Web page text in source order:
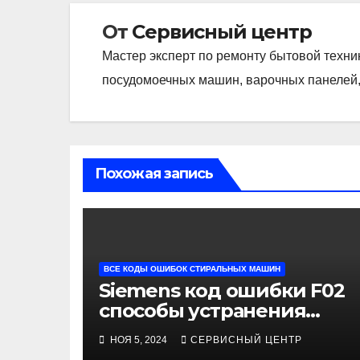
От Сервисный центр
Мастер эксперт по ремонту бытовой
посудомоечных машин, варочных
Похожая запись
ВСЕ КОДЫ ОШИБОК СТИРАЛЬНЫХ МАШИН
Siemens код ошибки F02
способы устранения
своими руками
НОЯ 5, 2024 СЕРВИСНЫЙ ЦЕНТР